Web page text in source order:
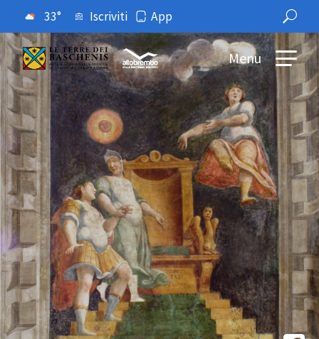
33° Iscriviti App
Menu